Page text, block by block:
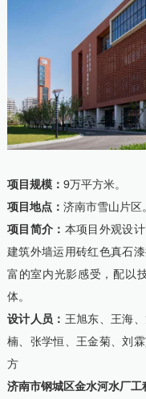
项目规模： 9万平方米。
项目地点： 济南市雪山片区。
项目简介： 本项目外观设
建筑外墙运用砖红色真石
富的室内光影感受，配以
体。
设计人员： 王旭东、王海
楠、张学恒、王金菊、刘
方
济南市钢城区金水河水厂工